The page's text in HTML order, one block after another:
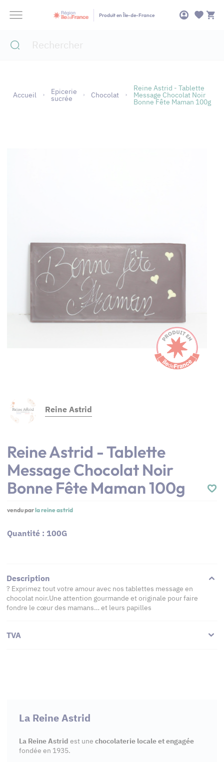
Produit en Île-de-France
Accueil Epicerie
sucrée Chocolat
Reine Astrid - Tablette
Message Chocolat Noir
Bonne Fête Maman 100g
Reine Astrid
Reine Astrid - Tablette
Message Chocolat Noir
Bonne Fête Maman 100g
vendu parla reine astrid
Quantité : 100G
Description
? Exprimez tout votre amour avec nos tablettes message en
chocolat noir.Une attention gourmande et originale pour faire
fondre le cœur des mamans… et leurs papilles
TVA
La Reine Astrid
La Reine Astrid est une chocolaterie locale et engagée
fondée en 1935.